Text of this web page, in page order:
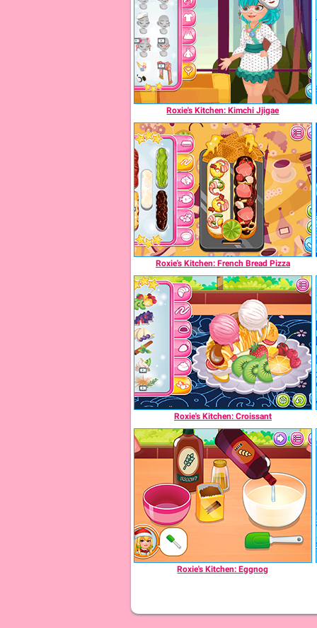
Roxie's Kitchen: Kimchi Jjigae
Roxie's Kitchen: French Bread Pizza
Roxie's Kitchen: Croissant
Roxie's Kitchen: Eggnog